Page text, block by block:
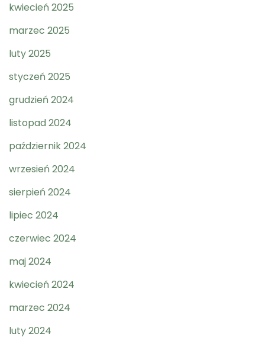
kwiecień 2025
marzec 2025
luty 2025
styczeń 2025
grudzień 2024
listopad 2024
październik 2024
wrzesień 2024
sierpień 2024
lipiec 2024
czerwiec 2024
maj 2024
kwiecień 2024
marzec 2024
luty 2024